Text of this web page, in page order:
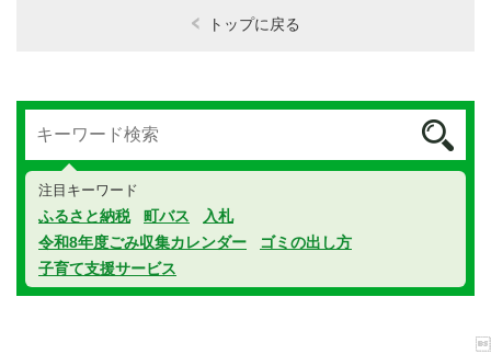
トップに戻る
注目キーワード
ふるさと納税 町バス
入札
令和8年度ごみ収集カレンダー
ゴミの出し方
子育て支援サービス